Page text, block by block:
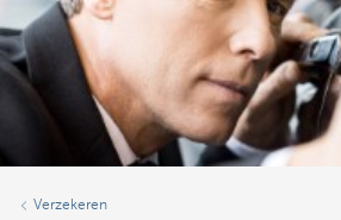
Corporate
Verzekeren